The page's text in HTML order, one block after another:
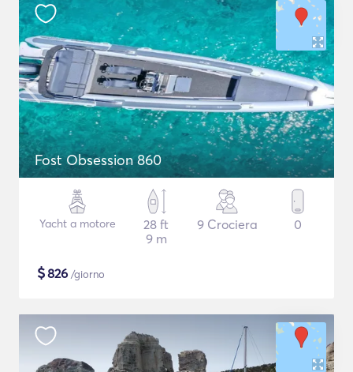
Fost Obsession 860
Yacht a motore
28 ft
9 m
9 Crociera 0
$826 /giorno